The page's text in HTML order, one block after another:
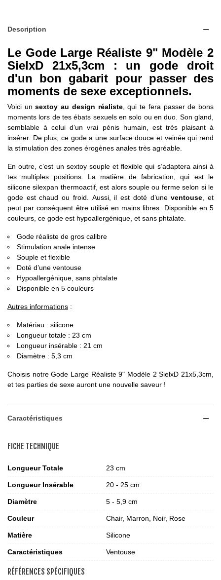
Description
Le Gode Large Réaliste 9" Modèle 2
SielxD 21x5,3cm : un gode droit
d'un bon gabarit pour passer des
moments de sexe exceptionnels.
Voici unsextoy au design réaliste, qui te fera passer de bons
moments lors de tes ébats sexuels en solo ou en duo. Son gland,
semblable à celui d’un vrai pénis humain, est très plaisant à
insérer. De plus, ce gode a une surface douce et veinée qui rend
la stimulation des zones érogènes anales très agréable.
En outre, c’est un sextoy souple et flexible qui s’adaptera ainsi à
tes multiples positions. La matière de fabrication, qui est le
silicone silexpan thermoactif, est alors souple ou ferme selon si le
gode est chaud ou froid. Aussi, il est doté d’uneventouse , et
peut par conséquent être utilisé en mains libres. Disponible en 5
couleurs, ce gode est hypoallergénique, et sans phtalate.
Gode réaliste de gros calibre
Stimulation anale intense
Souple et flexible
Doté d’une ventouse
Hypoallergénique, sans phtalate
Disponible en 5 couleurs
Autres informations :
Matériau : silicone
Longueur totale : 23 cm
Longueur insérable : 21 cm
Diamètre : 5,3 cm
Choisis notre Gode Large Réaliste 9" Modèle 2 SielxD 21x5,3cm,
et tes parties de sexe auront une nouvelle saveur !
Caractéristiques
FICHE TECHNIQUE
Longueur Totale 23 cm
Longueur Insérable 20 - 25 cm
Diamètre 5 - 5,9 cm
Couleur Chair, Marron, Noir, Rose
Matière Silicone
Caractéristiques Ventouse
RÉFÉRENCES SPÉCIFIQUES